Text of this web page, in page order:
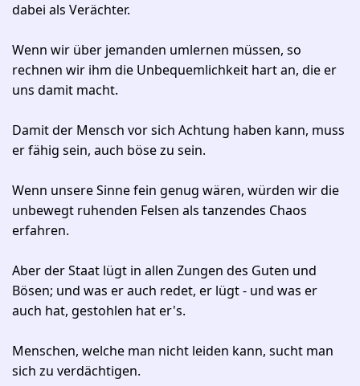
dabei als Verächter.
Wenn wir über jemanden umlernen müssen, so
rechnen wir ihm die Unbequemlichkeit hart an, die er
uns damit macht.
Damit der Mensch vor sich Achtung haben kann, muss
er fähig sein, auch böse zu sein.
Wenn unsere Sinne fein genug wären, würden wir die
unbewegt ruhenden Felsen als tanzendes Chaos
erfahren.
Aber der Staat lügt in allen Zungen des Guten und
Bösen; und was er auch redet, er lügt - und was er
auch hat, gestohlen hat er's.
Menschen, welche man nicht leiden kann, sucht man
sich zu verdächtigen.